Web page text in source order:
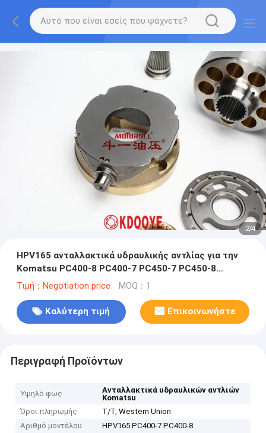
2/4
HPV165 ανταλλακτικά υδραυλικής αντλίας για την
Komatsu PC400-8 PC400-7 PC450-7 PC450-8
σφραγίδα άξονα πίσω ρουλεμάν
Τιμή：Negotiation price MOQ：1
Καλύτερη τιμή Επικοινωνήστε
Περιγραφή Προϊόντων
Υψηλό φως
Ανταλλακτικά υδραυλικών αντλιών
Komatsu
Όροι πληρωμής
T/T, Western Union
Αριθμό μοντέλου
HPV165 PC400-7 PC400-8